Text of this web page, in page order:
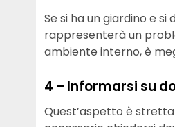
Se si ha un giardino e
rappresenterà un
ambiente interno, è
4 – Informarsi su
Quest’aspetto è